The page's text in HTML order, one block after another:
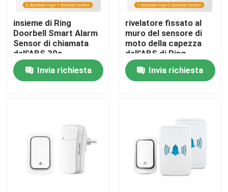
Prodotti
Circa noi
Controllo di qualità
Contattici
insieme di Ring
Doorbell Smart Alarm
Sensor di chiamata
dell'ABS 30s
Invia richiesta
rivelatore fissato al
muro del sensore di
moto della capezza
dell'ABS di Ring
Doorbell di chiamata
10m
Invia richiesta